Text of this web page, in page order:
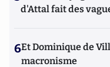
d'Attal fait des
6Et Dominique de
macronisme